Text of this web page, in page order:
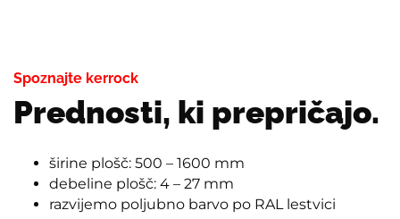
Spoznajte kerrock
Prednosti, ki prepričajo.
širine plošč: 500 – 1600 mm
debeline plošč: 4 – 27 mm
razvijemo poljubno barvo po RAL lestvici